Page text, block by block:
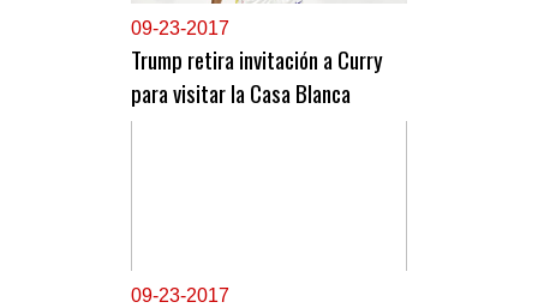
09-23-2017
Trump retira invitación a Curry
para visitar la Casa Blanca
09-23-2017